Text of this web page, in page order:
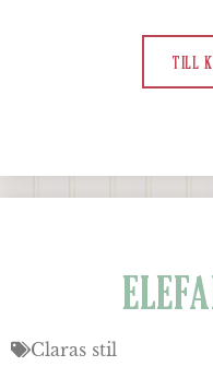
TILL
Claras stil